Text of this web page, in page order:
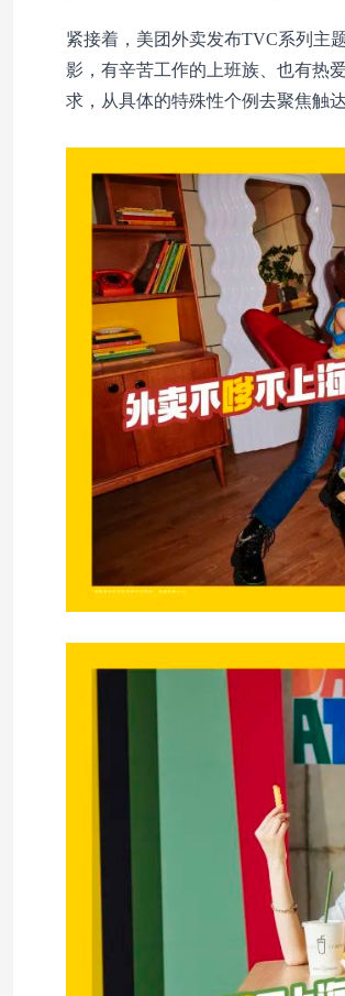
紧接着，美团外卖发布TVC系列主
影，有辛苦工作的上班族、也有热
求，从具体的特殊性个例去聚焦触